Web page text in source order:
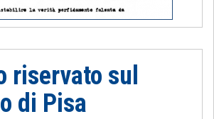
riservato sul
di Pisa